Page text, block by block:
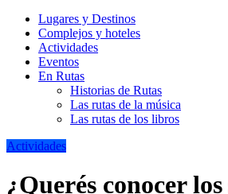
Lugares y Destinos
Complejos y hoteles
Actividades
Eventos
En Rutas
Historias de Rutas
Las rutas de la música
Las rutas de los libros
Actividades
¿Querés conocer los